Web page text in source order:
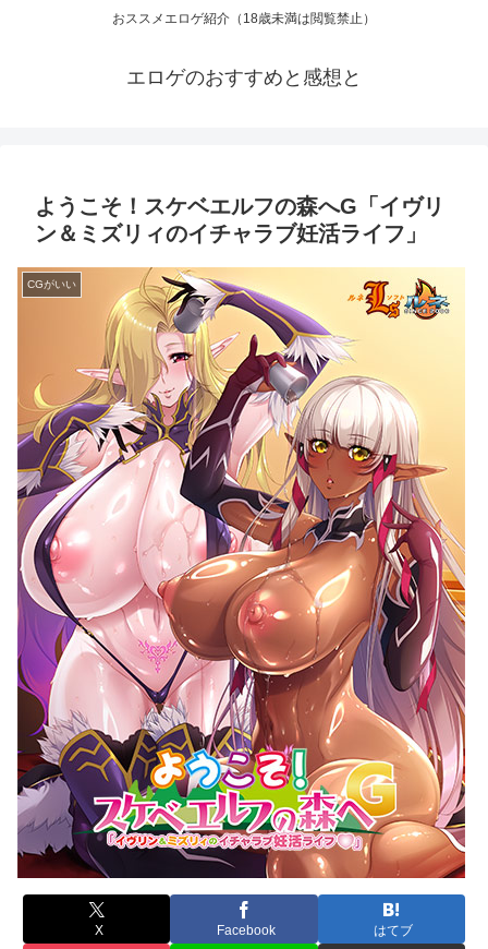
おススメエロゲ紹介（18歳未満は閲覧禁止）
エロゲのおすすめと感想と
ようこそ！スケベエルフの森へG「イヴリ
ン＆ミズリィのイチャラブ妊活ライフ」
CGがいい
X Facebook はてブ